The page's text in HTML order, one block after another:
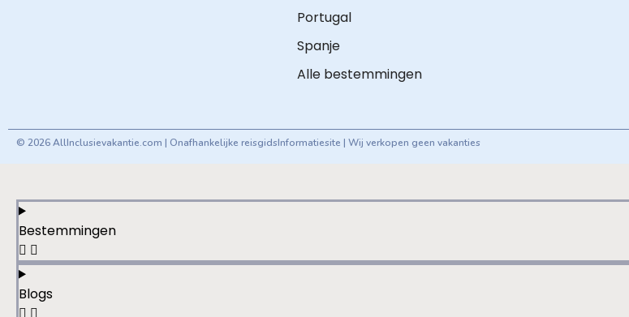
Portugal
Spanje
Alle bestemmingen
© 2026 AllInclusievakantie.com | Onafhankelijke reisgidsInformatiesite | Wij verkopen geen vakanties
Bestemmingen
Blogs